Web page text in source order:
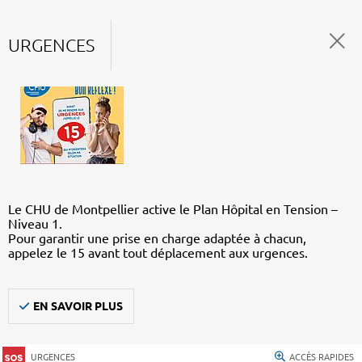
URGENCES
Le CHU de Montpellier active le Plan Hôpital en Tension –
Niveau 1.
Pour garantir une prise en charge adaptée à chacun,
appelez le 15 avant tout déplacement aux urgences.
EN SAVOIR PLUS
URGENCES ACCÈS RAPIDES